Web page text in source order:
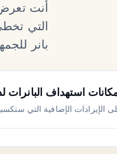
أنت
التي
بانر
استهداف البانرات
الإيرادات الإضافية التي